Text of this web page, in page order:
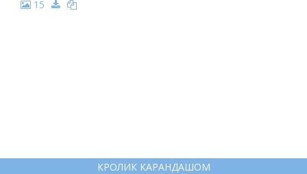
15
КРОЛИК КАРАНДАШОМ